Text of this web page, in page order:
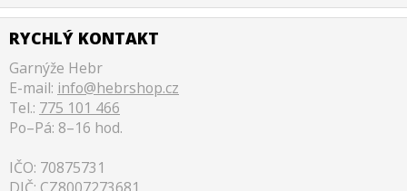
RYCHLÝ KONTAKT
Garnýže Hebr
E-mail: info@hebrshop.cz
Tel.: 775 101 466
Po–Pá: 8–16 hod.
IČO: 70875731